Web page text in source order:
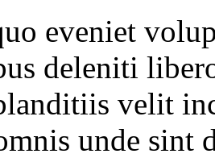
eveniet
deleniti
velit
unde sint